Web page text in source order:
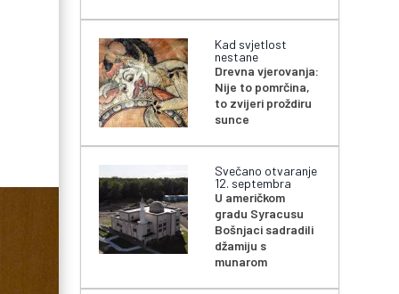
Kad svjetlost
nestane
Drevna vjerovanja:
Nije to pomrčina,
to zvijeri proždiru
sunce
Svečano otvaranje
12. septembra
U američkom
gradu Syracusu
Bošnjaci sadradili
džamiju s
munarom